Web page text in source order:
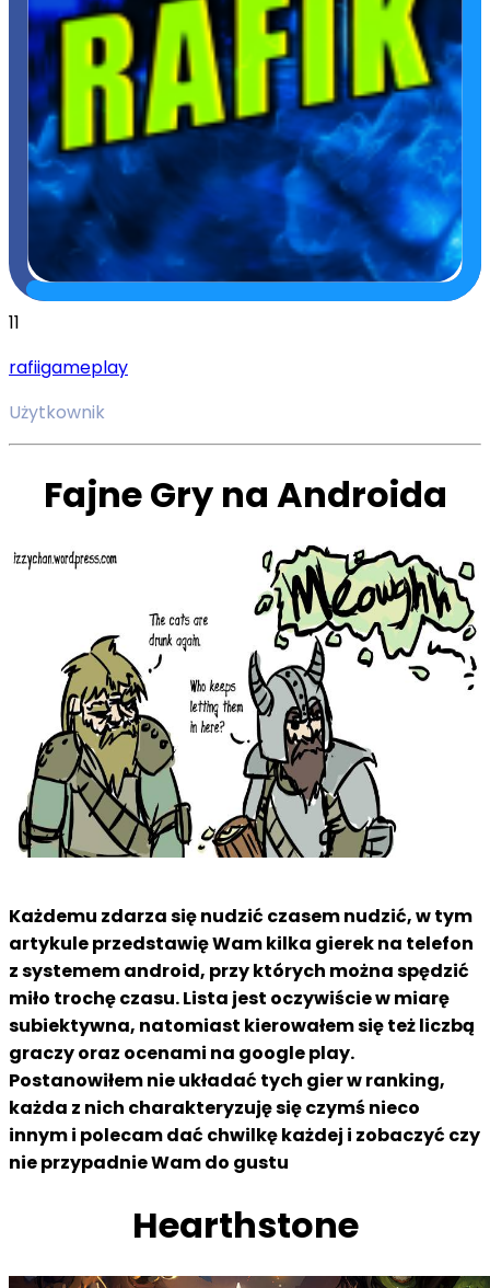
11
rafiigameplay
Użytkownik
Fajne Gry na Androida
Każdemu zdarza się nudzić czasem nudzić, w tym
artykule przedstawię Wam kilka gierek na telefon
z systemem android, przy których można spędzić
miło trochę czasu. Lista jest oczywiście w miarę
subiektywna, natomiast kierowałem się też liczbą
graczy oraz ocenami na google play.
Postanowiłem nie układać tych gier w ranking,
każda z nich charakteryzuję się czymś nieco
innym i polecam dać chwilkę każdej i zobaczyć czy
nie przypadnie Wam do gustu
Hearthstone